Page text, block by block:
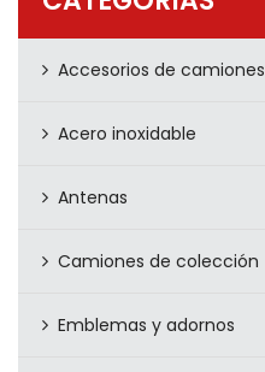
Accesorios de camiones
Acero inoxidable
Antenas
Camiones de colección
Emblemas y adornos